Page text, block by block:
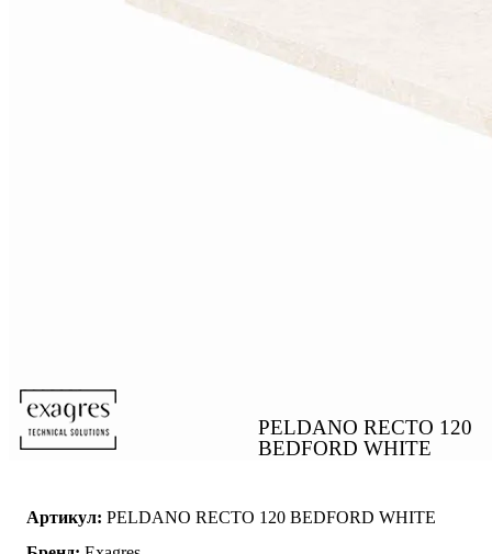
PELDANO RECTO 120
BEDFORD WHITE
Артикул: PELDANO RECTO 120 BEDFORD WHITE